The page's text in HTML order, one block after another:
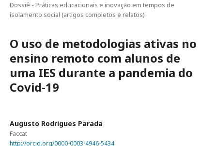
Dossiê - Práticas educacionais e inovação em tempos de
isolamento social (artigos completos e relatos)
O uso de metodologias ativas no
ensino remoto com alunos de
uma IES durante a pandemia do
Covid-19
Augusto Rodrigues Parada
Faccat
http://orcid.org/0000-0003-4946-5434